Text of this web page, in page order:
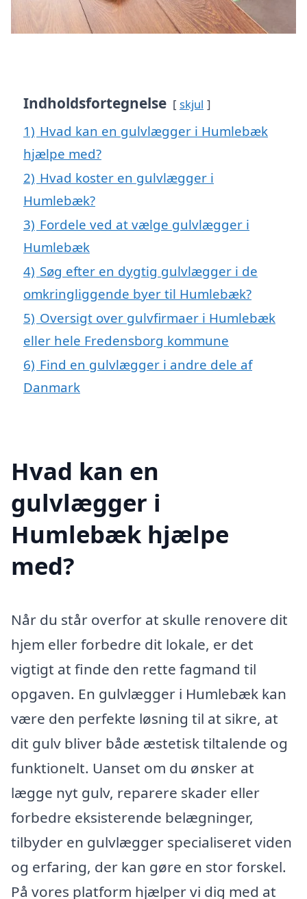
Indholdsfortegnelse skjul
1) Hvad kan en gulvlægger i Humlebæk
hjælpe med?
2) Hvad koster en gulvlægger i
Humlebæk?
3) Fordele ved at vælge gulvlægger i
Humlebæk
4) Søg efter en dygtig gulvlægger i de
omkringliggende byer til Humlebæk?
5) Oversigt over gulvfirmaer i Humlebæk
eller hele Fredensborg kommune
6) Find en gulvlægger i andre dele af
Danmark
Hvad kan en
gulvlægger i
Humlebæk hjælpe
med?
Når du står overfor at skulle renovere dit
hjem eller forbedre dit lokale, er det
vigtigt at finde den rette fagmand til
opgaven. En gulvlægger i Humlebæk kan
være den perfekte løsning til at sikre, at
dit gulv bliver både æstetisk tiltalende og
funktionelt. Uanset om du ønsker at
lægge nyt gulv, reparere skader eller
forbedre eksisterende belægninger,
tilbyder en gulvlægger specialiseret viden
og erfaring, der kan gøre en stor forskel.
På vores platform hjælper vi dig med at